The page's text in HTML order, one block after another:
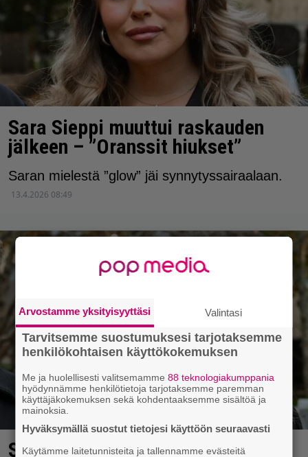
Sara Sieppi muuttui raskauden
jälkeen – ”Oranssit hiukset”
Saran mielestä ”glow” jäi synnytyssairaalaan.
13.4.2026 08:49
Sara Sieppi synnytyksestään:
Arvostamme yksityisyyttäsi Valintasi
Tarvitsemme suostumuksesi tarjotaksemme
henkilökohtaisen käyttökokemuksen
Me ja huolellisesti valitsemamme88 teknologiakumppania
hyödynnämme henkilötietoja tarjotaksemme paremman
käyttäjäkokemuksen sekä kohdentaaksemme sisältöä ja
mainoksia.
Hyväksymällä suostut tietojesi käyttöön seuraavasti
Käytämme laitetunnisteita ja tallennamme evästeitä